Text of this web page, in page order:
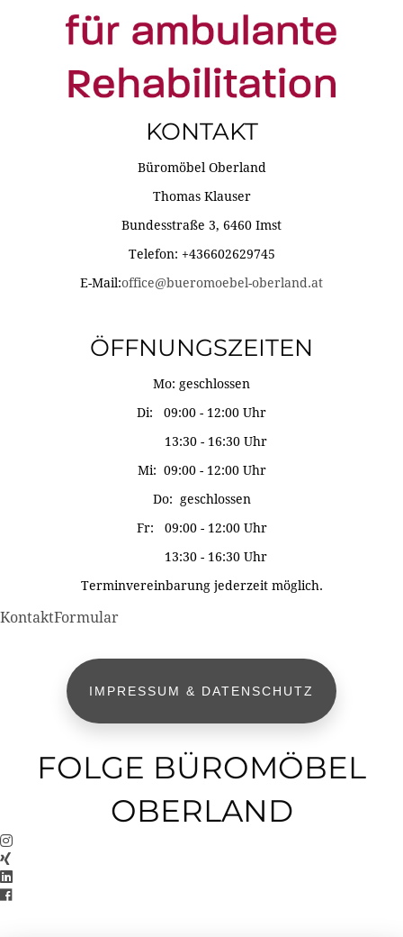
KONTAKT
Büromöbel Oberland
Thomas Klauser
Bundesstraße 3, 6460 Imst
Telefon: +436602629745
E-Mail:office@bueromoebel-oberland.at
ÖFFNUNGSZEITEN
Mo: geschlossen
Di: 09:00 - 12:00 Uhr
13:30 - 16:30 Uhr
Mi: 09:00 - 12:00 Uhr
Do: geschlossen
Fr: 09:00 - 12:00 Uhr
13:30 - 16:30 Uhr
Terminvereinbarung jederzeit möglich.
KontaktFormular
IMPRESSUM & DATENSCHUTZ
FOLGE BÜROMÖBEL
OBERLAND